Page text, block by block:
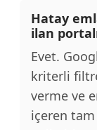
Hatay
ilan
Evet.
kriterli
verme ve
içeren